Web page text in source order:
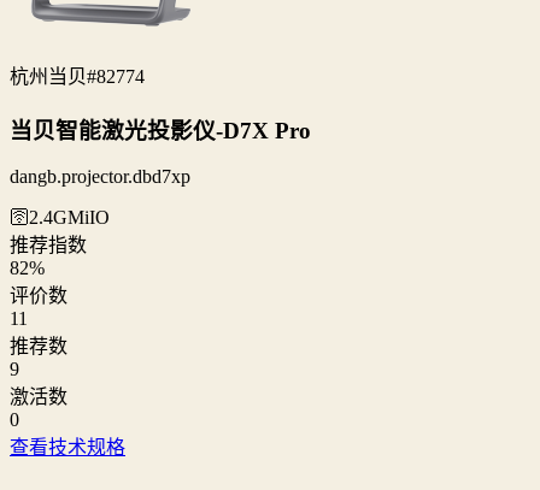
杭州当贝#82774
当贝智能激光投影仪-D7X Pro
dangb.projector.dbd7xp
🛜2.4GMiIO
推荐指数
82%
评价数
11
推荐数
9
激活数
0
查看技术规格